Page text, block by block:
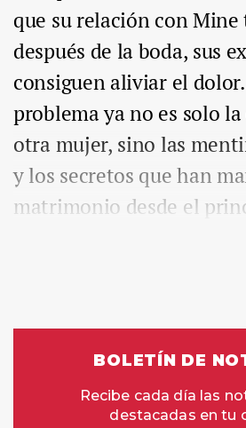
que su relación con
después de la boda, sus
consiguen aliviar el
problema ya no es solo
otra mujer, sino las
y los secretos que han
matrimonio desde el